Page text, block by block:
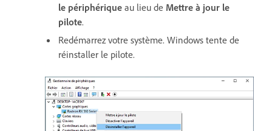
le périphérique au lieu de Mettre à jour le
pilote.
Redémarrez votre système. Windows tente de
réinstaller le pilote.